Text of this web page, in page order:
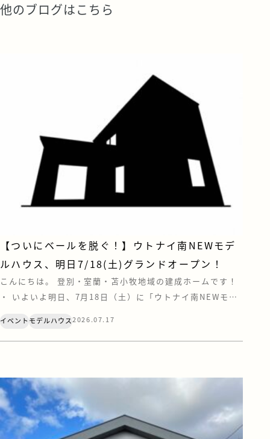
他のブログはこちら
【ついにベールを脱ぐ！】ウトナイ南NEWモデ
ルハウス、明日7/18(土)グランドオープン！
こんにちは。 登別・室蘭・苫小牧地域の建成ホームです！
・ いよいよ明日、7月18日（土）に「ウトナイ南NEWモデ
れていたベールを脱ぎ、ついにその全貌が公開となります！
今回のテーマは、「おしゃれ」と「心地よさ」、そして“と
イベント モデルハウス2026.07.17